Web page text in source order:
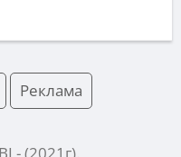
Реклама
- (2021 г).